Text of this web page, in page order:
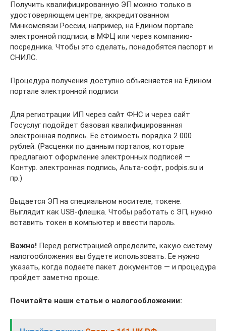
Получить квалифицированную ЭП можно только в
удостоверяющем центре, аккредитованном
Минкомсвязи России, например, на Едином портале
электронной подписи, в МФЦ или через компанию-
посредника. Чтобы это сделать, понадобятся паспорт и
СНИЛС.
Процедура получения доступно объясняется на Едином
портале электронной подписи
Для регистрации ИП через сайт ФНС и через сайт
Госуслуг подойдет базовая квалифицированная
электронная подпись. Ее стоимость порядка 2 000
рублей. (Расценки по данным порталов, которые
предлагают оформление электронных подписей —
Контур. электронная подпись, Альта-софт, podpis.su и
пр.)
Выдается ЭП на специальном носителе, токене.
Выглядит как USB-флешка. Чтобы работать с ЭП, нужно
вставить токен в компьютер и ввести пароль.
Важно! Перед регистрацией определите, какую систему
налогообложения вы будете использовать. Ее нужно
указать, когда подаете пакет документов — и процедура
пройдет заметно проще.
Почитайте наши статьи о налогообложении: